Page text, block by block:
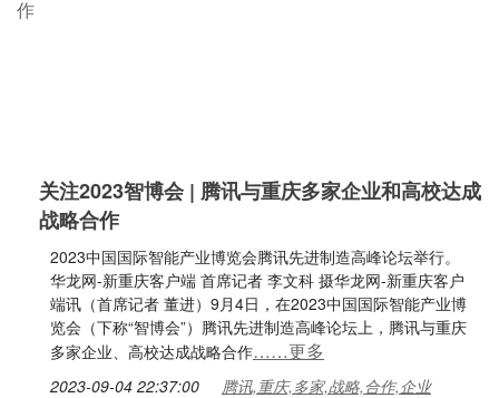
关注2023智博会 | 腾讯与重庆多家企业和高校达成
战略合作
2023中国国际智能产业博览会腾讯先进制造高峰论坛举行。
华龙网-新重庆客户端 首席记者 李文科 摄华龙网-新重庆客户
端讯（首席记者 董进）9月4日，在2023中国国际智能产业博
览会（下称“智博会”）腾讯先进制造高峰论坛上，腾讯与重庆
多家企业、高校达成战略合作……更多
2023-09-04 22:37:00 腾讯,重庆,多家,战略,合作,企业